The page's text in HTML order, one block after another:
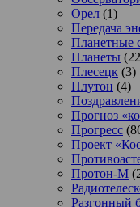
Орел (1)
Передача
Планетные
Планеты
Плесецк (3)
Плутон (4)
Прогноз
Прогресс
Проект
Протон-М
Разгонный